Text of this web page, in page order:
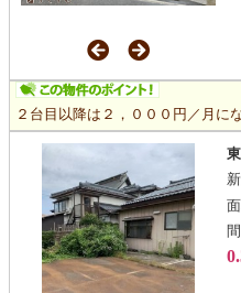
２台目以降は２，０００円／月に